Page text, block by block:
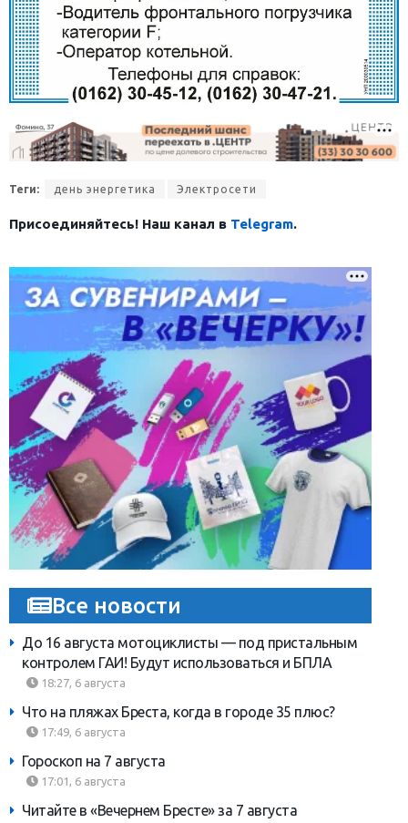
Теги: день энергетика Электросети
Присоединяйтесь! Наш канал в Telegram.
Все новости
До 16 августа мотоциклисты — под пристальным
контролем ГАИ! Будут использоваться и БПЛА
18:27, 6 августа
Что на пляжах Бреста, когда в городе 35 плюс?
17:49, 6 августа
Гороскоп на 7 августа
17:01, 6 августа
Читайте в «Вечернем Бресте» за 7 августа